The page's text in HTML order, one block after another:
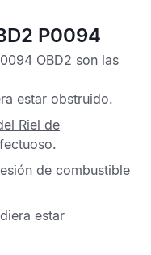
P0094
OBD2 son las
estar obstruido.
Riel de
de combustible
estar